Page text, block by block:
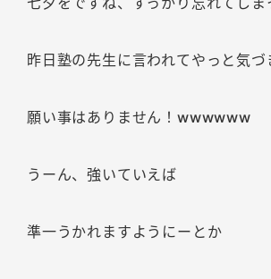
昨日塾の先生に言われてやっと気づ
願い事はありません！wwwwww
うーん、強いていえば
準一うかれますようにーとか